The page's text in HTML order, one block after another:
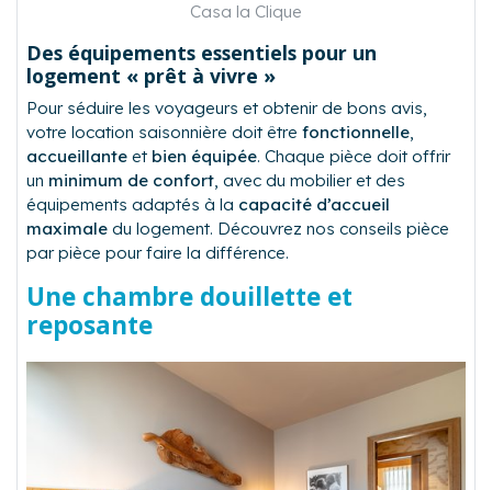
Casa la Clique
Des équipements essentiels pour un
logement « prêt à vivre »
Pour séduire les voyageurs et obtenir de bons avis,
votre location saisonnière doit être fonctionnelle,
accueillante et bien équipée. Chaque pièce doit offrir
un minimum de confort, avec du mobilier et des
équipements adaptés à la capacité d’accueil
maximale du logement. Découvrez nos conseils pièce
par pièce pour faire la différence.
Une chambre douillette et
reposante